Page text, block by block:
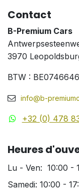
Contact
B-Premium Cars
3970
BTW :
info@b-
+32 (0) 478
Heures
Lu - Ven: 10:00 -
Samedi: 10:00 -